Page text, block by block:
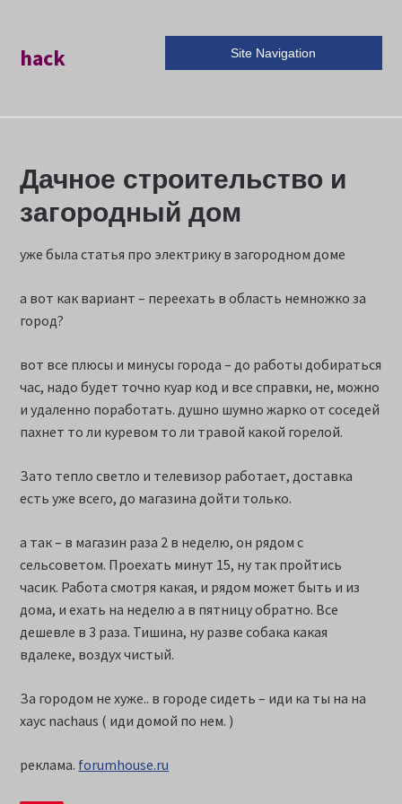
hack Site Navigation
Дачное строительство и
загородный дом
уже была статья про электрику в загородном доме
а вот как вариант – переехать в область немножко за
город?
вот все плюсы и минусы города – до работы добираться
час, надо будет точно куар код и все справки, не, можно
и удаленно поработать. душно шумно жарко от соседей
пахнет то ли куревом то ли травой какой горелой.
Зато тепло светло и телевизор работает, доставка
есть уже всего, до магазина дойти только.
а так – в магазин раза 2 в неделю, он рядом с
сельсоветом. Проехать минут 15, ну так пройтись
часик. Работа смотря какая, и рядом может быть и из
дома, и ехать на неделю а в пятницу обратно. Все
дешевле в 3 раза. Тишина, ну разве собака какая
вдалеке, воздух чистый.
За городом не хуже.. в городе сидеть – иди ка ты на на
хаус nachaus ( иди домой по нем. )
реклама. forumhouse.ru